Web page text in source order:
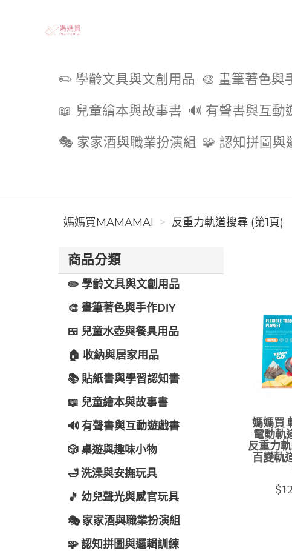
✏️ 學齡文具與文創用品 🎨 畫筆著色與
📖 兒童繪本與故事書 🔊 有聲書與互動
🎭 家家酒與職業扮演組 🧩 認知拼圖與
媽媽買MAMAMAI 反重力軌道搜尋 (第1頁)
商品分類
✏️ 學齡文具與文創用品
🎨 畫筆著色與手作DIY
🍱 兒童水壺與餐具用品
🏠 收納與居家用品
📚 貼紙書與學習認知書
📖 兒童繪本與故事書
🔊 有聲書與互動遊戲書
🎲 桌遊與趣味小物
🛁 洗澡與安撫玩具
🎵 幼兒聲光與感官玩具
🎭 家家酒與職業扮演組
🧩 認知拼圖與邏輯訓練
媽媽買
電動軌
反重力
百變軌